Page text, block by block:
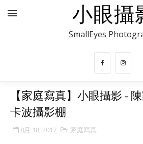
小眼攝
SmallEyes
【家庭寫真】小眼攝影 -
卡波攝影棚
8月 18, 2017 家庭寫真